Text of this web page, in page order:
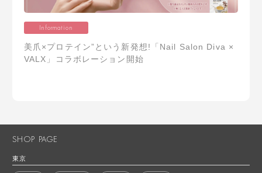
Information
美爪×プロテイン”という新発想!「Nail Salon Diva ×
VALX」コラボレーション開始
SHOP PAGE
東京